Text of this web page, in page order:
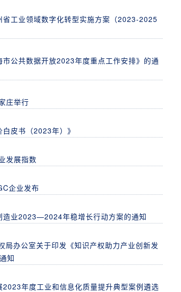
工业领域数字化转型实施方案（2023-2025
市公共数据开放2023年度重点工作安排》的通
庄举行
皮书（2023年）》
发展指数
企业发布
造业2023—2024年稳增长行动方案的通知
局办公室关于印发《知识产权助力产业创新发
知
年度工业和信息化质量提升典型案例遴选